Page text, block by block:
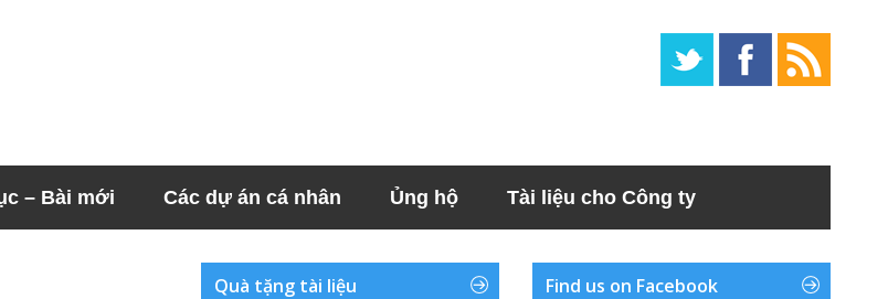
– Bài mới Các dự án cá nhân Ủng hộ Tài liệu cho Công ty
Quà tặng tài liệu Find us on Facebook